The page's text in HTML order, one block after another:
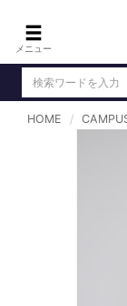
メニュー
TOPS : ト
HOME